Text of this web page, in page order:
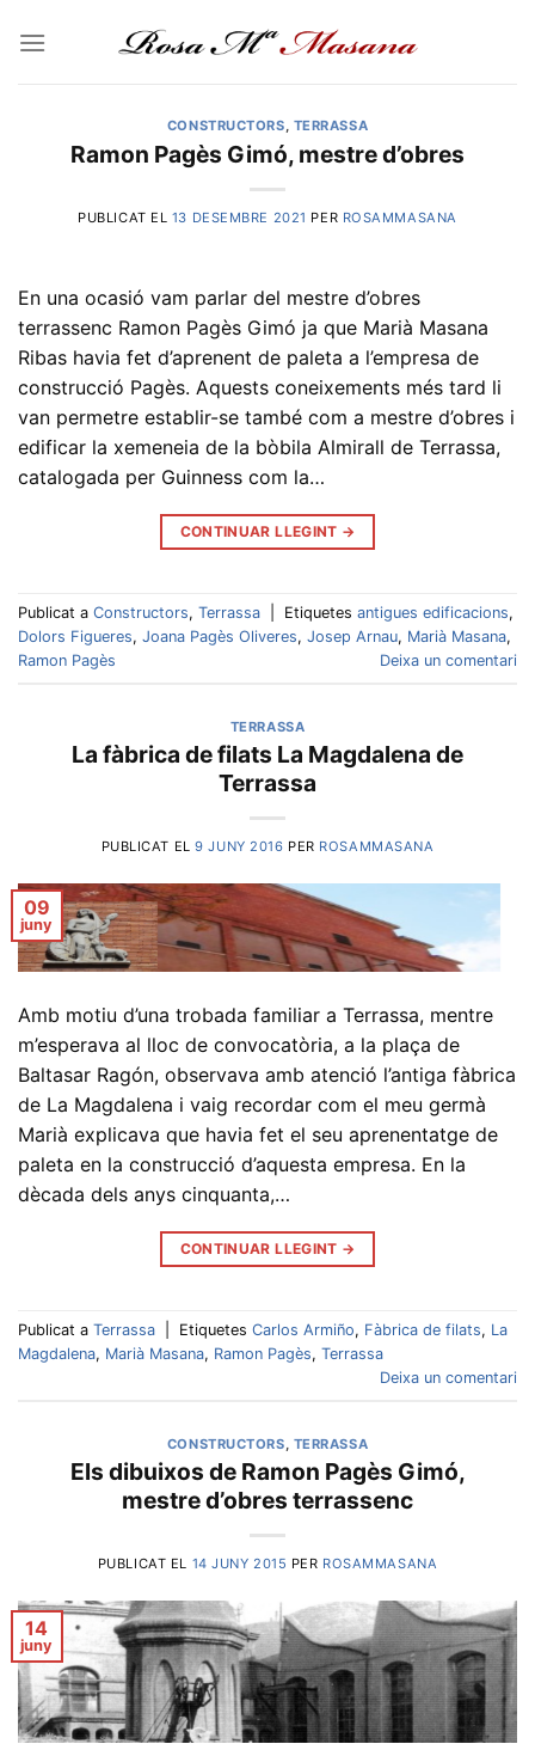
CONSTRUCTORS, TERRASSA
Ramon Pagès Gimó, mestre d’obres
PUBLICAT EL 13 DESEMBRE 2021 PER ROSAMMASANA
En una ocasió vam parlar del mestre d’obres
terrassenc Ramon Pagès Gimó ja que Marià Masana
Ribas havia fet d’aprenent de paleta a l’empresa de
construcció Pagès. Aquests coneixements més tard li
van permetre establir-se també com a mestre d’obres i
edificar la xemeneia de la bòbila Almirall de Terrassa,
catalogada per Guinness com la…
CONTINUAR LLEGINT →
Publicat a Constructors, Terrassa Etiquetes antigues edificacions,
Dolors Figueres, Joana Pagès Oliveres, Josep Arnau, Marià Masana,
Ramon Pagès
Deixa un comentari
TERRASSA
La fàbrica de filats La Magdalena de
Terrassa
PUBLICAT EL9 JUNY 2016 PER ROSAMMASANA
09
juny
Amb motiu d’una trobada familiar a Terrassa, mentre
m’esperava al lloc de convocatòria, a la plaça de
Baltasar Ragón, observava amb atenció l’antiga fàbrica
de La Magdalena i vaig recordar com el meu germà
Marià explicava que havia fet el seu aprenentatge de
paleta en la construcció d’aquesta empresa. En la
dècada dels anys cinquanta,…
CONTINUAR LLEGINT →
Publicat a Terrassa Etiquetes Carlos Armiño, Fàbrica de filats, La
Magdalena, Marià Masana, Ramon Pagès, Terrassa
Deixa un comentari
CONSTRUCTORS TERRASSA
Els dibuixos de Ramon Pagès Gimó,
mestre d’obres terrassenc
PUBLICAT EL 14 JUNY 2015 PER ROSAMMASANA
14
juny